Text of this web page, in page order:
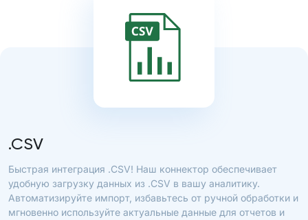
.CSV
Быстрая интеграция .CSV! Наш коннектор обеспечивает
удобную загрузку данных из .CSV в вашу аналитику.
Автоматизируйте импорт, избавьтесь от ручной обработки и
мгновенно используйте актуальные данные для отчетов и